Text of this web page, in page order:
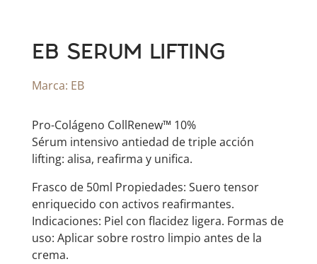
EB SERUM LIFTING
Marca: EB
Pro-Colágeno CollRenew™ 10%
​Sérum intensivo antiedad de triple acción
lifting: alisa, reafirma y unifica.
Frasco de 50ml Propiedades: Suero tensor
enriquecido con activos reafirmantes.
Indicaciones: Piel con flacidez ligera. Formas de
uso: Aplicar sobre rostro limpio antes de la
crema.